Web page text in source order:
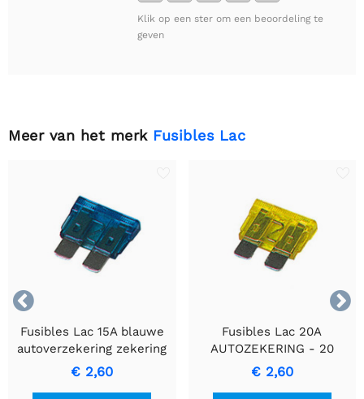
Klik op een ster om een beoordeling te
geven
Meer van het merk Fusibles Lac


Fusibles Lac 15A blauwe
autoverzekering zekering
€ 2,60
Fusibles Lac 20A
AUTOZEKERING - 20
Ampé Autozekering voor
bedrading beveiliging
€ 2,60